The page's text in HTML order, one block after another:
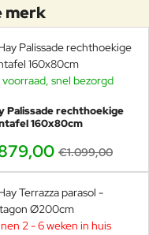
de waterafstotende
beschadigen. Hoewel
om bij langdurige
aan zware regen of
kussens op te bergen.
jarenlang mooi en
Cord-stoelen met
polyester vereisen
onderhoud om hun
en kwaliteit te
Reinig ze met een
merk
-20%
voorraad, snel bezorgd
Palissade rechthoekige
160x80cm
€1.099,00
-13%
2 - 6 weken in huis